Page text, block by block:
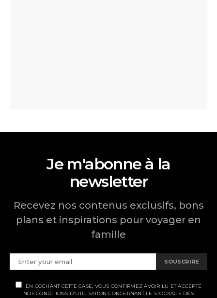
Je m'abonne à la
newsletter
Recevez nos contenus exclusifs, bons
plans et inspirations pour voyager en
famille
SOUSCRIRE
EN COCHANT CETTE CASE, VOUS CONFIRMEZ AVOIR LU ET ACCEPTÉ
NOS CONDITIONS D'UTILISATION CONCERNANT LE STOCKAGE DES